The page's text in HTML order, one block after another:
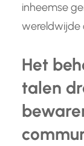
inheemse
wereldwijde
Het
talen